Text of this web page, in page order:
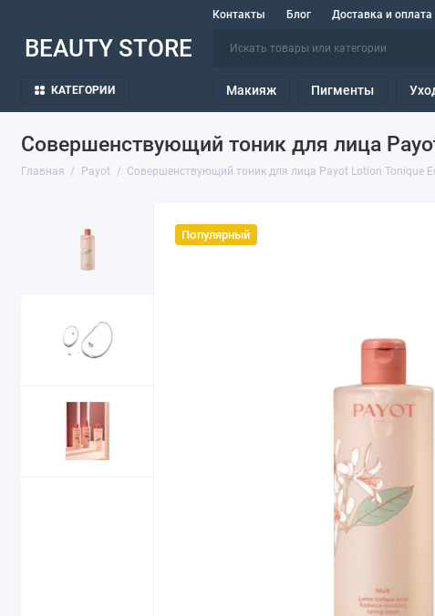
Контакты Блог Доставка и оплата
BEAUTY STORE
КАТЕГОРИИ Макияж Пигменты
Совершенствующий тоник для лица
Главная Payot Совершенствующий тоник для лица Payot Lotion Tonique
Популярный